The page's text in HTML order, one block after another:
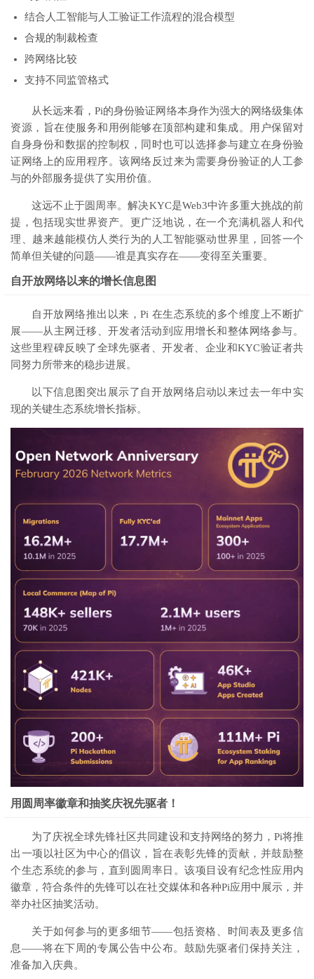
结合人工智能与人工验证工作流程的混合模型
合规的制裁检查
跨网络比较
支持不同监管格式
从长远来看，Pi的身份验证网络本身作为强大的网络级集体
资源，旨在使服务和用例能够在顶部构建和集成。用户保留对
自身身份和数据的控制权，同时也可以选择参与建立在身份验
证网络上的应用程序。该网络反过来为需要身份验证的人工参
与的外部服务提供了实用价值。
这远不止于圆周率。解决KYC是Web3中许多重大挑战的前
提，包括现实世界资产。更广泛地说，在一个充满机器人和代
理、越来越能模仿人类行为的人工智能驱动世界里，回答一个
简单但关键的问题——谁是真实存在——变得至关重要。
自开放网络以来的增长信息图
自开放网络推出以来，Pi 在生态系统的多个维度上不断扩
展——从主网迁移、开发者活动到应用增长和整体网络参与。
这些里程碑反映了全球先驱者、开发者、企业和KYC验证者共
同努力所带来的稳步进展。
以下信息图突出展示了自开放网络启动以来过去一年中实
现的关键生态系统增长指标。
用圆周率徽章和抽奖庆祝先驱者！
为了庆祝全球先锋社区共同建设和支持网络的努力，Pi将推
出一项以社区为中心的倡议，旨在表彰先锋的贡献，并鼓励整
个生态系统的参与，直到圆周率日。该项目设有纪念性应用内
徽章，符合条件的先锋可以在社交媒体和各种Pi应用中展示，并
举办社区抽奖活动。
关于如何参与的更多细节——包括资格、时间表及更多信
息——将在下周的专属公告中公布。鼓励先驱者们保持关注，
准备加入庆典。